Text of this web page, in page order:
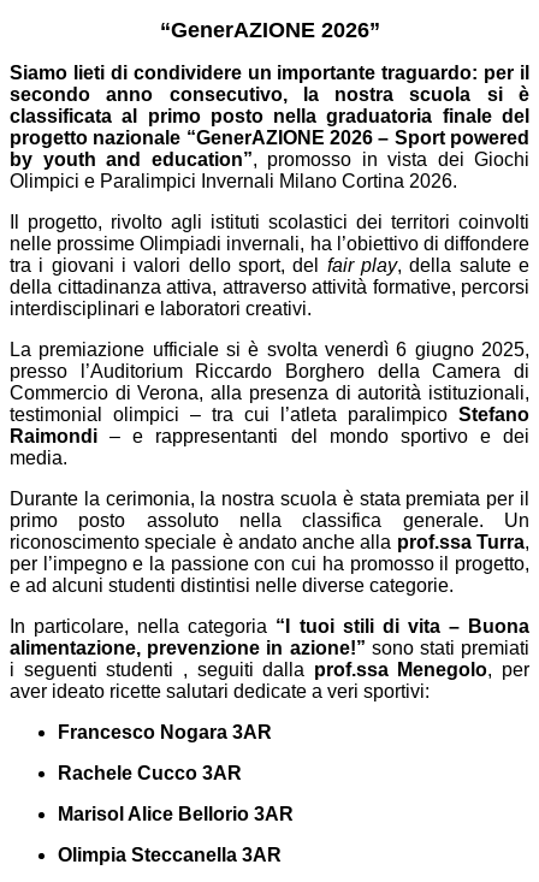
“GenerAZIONE 2026”
Siamo lieti di condividere un importante traguardo: per il
secondo anno consecutivo, la nostra scuola si è
classificata al primo posto nella graduatoria finale del
progetto nazionale “GenerAZIONE 2026 – Sport powered
by youth and education”, promosso in vista dei Giochi
Olimpici e Paralimpici Invernali Milano Cortina 2026.
Il progetto, rivolto agli istituti scolastici dei territori coinvolti
nelle prossime Olimpiadi invernali, ha l’obiettivo di diffondere
tra i giovani i valori dello sport, del fair play, della salute e
della cittadinanza attiva, attraverso attività formative, percorsi
interdisciplinari e laboratori creativi.
La premiazione ufficiale si è svolta venerdì 6 giugno 2025,
presso l’Auditorium Riccardo Borghero della Camera di
Commercio di Verona, alla presenza di autorità istituzionali,
testimonial olimpici – tra cui l’atleta paralimpico Stefano
Raimondi – e rappresentanti del mondo sportivo e dei
media.
Durante la cerimonia, la nostra scuola è stata premiata per il
primo posto assoluto nella classifica generale. Un
riconoscimento speciale è andato anche alla prof.ssa Turra,
per l’impegno e la passione con cui ha promosso il progetto,
e ad alcuni studenti distintisi nelle diverse categorie.
In particolare, nella categoria “I tuoi stili di vita – Buona
alimentazione, prevenzione in azione!” sono stati premiati
i seguenti studenti , seguiti dalla prof.ssa Menegolo, per
aver ideato ricette salutari dedicate a veri sportivi:
Francesco Nogara 3AR
Rachele Cucco 3AR
Marisol Alice Bellorio 3AR
Olimpia Steccanella 3AR